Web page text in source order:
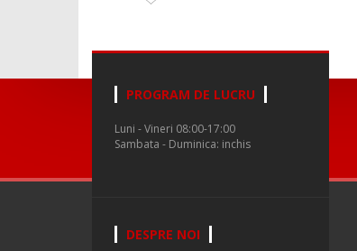
PROGRAM DE LUCRU
Luni - Vineri 08:00-17:00
Sambata - Duminica: inchis
DESPRE NOI